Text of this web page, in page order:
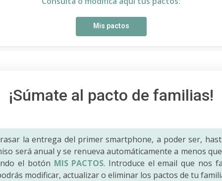
Mis pactos
¡Súmate al pacto de familias!
la entrega del primer smartphone, a poder ser,
será anual y se renueva automáticamente a menos
el botón MIS PACTOS. Introduce el email que nos
modificar, actualizar o eliminar los pactos de tu